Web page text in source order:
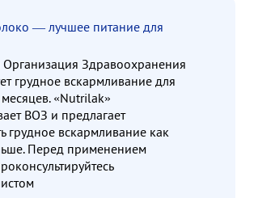
— лучшее питание для
Здравоохранения
грудное вскармливание для
«Nutrilak»
ВОЗ и предлагает
грудное вскармливание как
Перед применением